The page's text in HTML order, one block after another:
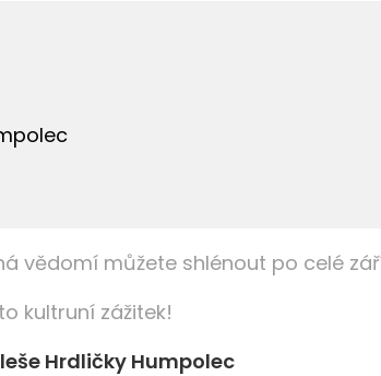
vědomí můžete shlénout po celé
kultruní zážitek!
Hrdličky Humpolec